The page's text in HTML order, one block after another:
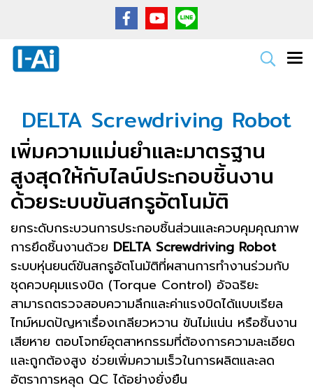
DELTA Screwdriving Robot
เพิ่มความแม่นยำและมาตรฐาน
สูงสุดให้กับไลน์ประกอบชิ้นงาน
ด้วยระบบขันสกรูอัตโนมัติ
ยกระดับกระบวนการประกอบชิ้นส่วนและควบคุมคุณภาพ
การยึดชิ้นงานด้วย DELTA Screwdriving Robot
ระบบหุ่นยนต์ขันสกรูอัตโนมัติที่ผสานการทำงานร่วมกับ
ชุดควบคุมแรงบิด (Torque Control) อัจฉริยะ
สามารถตรวจสอบความลึกและค่าแรงบิดได้แบบเรียล
ไทม์หมดปัญหาเรื่องเกลียวหวาน ขันไม่แน่น หรือชิ้นงาน
เสียหาย ตอบโจทย์อุตสาหกรรมที่ต้องการความละเอียด
และถูกต้องสูง ช่วยเพิ่มความเร็วในการผลิตและลด
อัตราการหลุด QC ได้อย่างยั่งยืน